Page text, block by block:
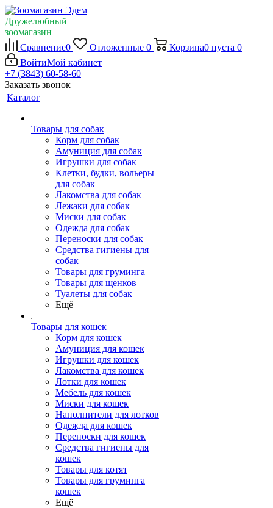
Дружелюбный
зоомагазин
Сравнение0 Отложенные 0 Корзина0 пуста 0
ВойтиМой кабинет
+7 (3843) 60-58-60
Заказать звонок
Каталог
Товары для собак
Корм для собак
Амуниция для собак
Игрушки для собак
Клетки, будки, вольеры
для собак
Лакомства для собак
Лежаки для собак
Миски для собак
Одежда для собак
Переноски для собак
Средства гигиены для
собак
Товары для груминга
Товары для щенков
Туалеты для собак
Ещё
Товары для кошек
Корм для кошек
Амуниция для кошек
Игрушки для кошек
Лакомства для кошек
Лотки для кошек
Мебель для кошек
Миски для кошек
Наполнители для лотков
Одежда для кошек
Переноски для кошек
Средства гигиены для
кошек
Товары для котят
Товары для груминга
кошек
Ещё